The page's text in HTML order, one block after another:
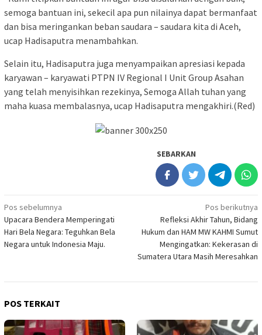
semoga bantuan ini, sekecil apa pun nilainya dapat bermanfaat
dan bisa meringankan beban saudara – saudara kita di Aceh,
ucap Hadisaputra menambahkan.
Selain itu, Hadisaputra juga menyampaikan apresiasi kepada
karyawan – karyawati PTPN IV Regional I Unit Group Asahan
yang telah menyisihkan rezekinya, Semoga Allah tuhan yang
maha kuasa membalasnya, ucap Hadisaputra mengakhiri.(Red)
SEBARKAN
Navigasi
pos
Pos sebelumnya
Upacara Bendera Memperingati
Hari Bela Negara: Teguhkan Bela
Negara untuk Indonesia Maju.
Pos berikutnya
Refleksi Akhir Tahun, Bidang
Hukum dan HAM MW KAHMI Sumut
Mengingatkan: Kekerasan di
Sumatera Utara Masih Meresahkan
POS TERKAIT